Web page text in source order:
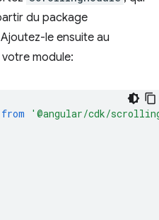
du package
le ensuite au
module:
from '@angular/cdk/